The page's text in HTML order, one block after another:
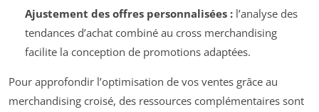
Ajustement des offres personnalisées :l’analyse des
tendances d’achat combiné au cross merchandising
facilite la conception de promotions adaptées.
Pour approfondir l’optimisation de vos ventes grâce au
merchandising croisé, des ressources complémentaires sont